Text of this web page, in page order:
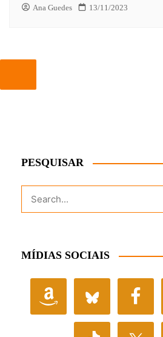
Ana Guedes 13/11/2023
PESQUISAR
MÍDIAS SOCIAIS